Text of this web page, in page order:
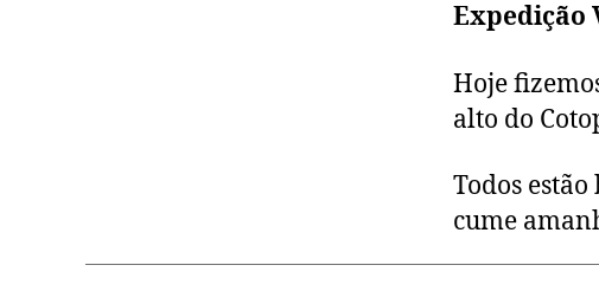
Expedição
Hoje
alto do
Todos
cume